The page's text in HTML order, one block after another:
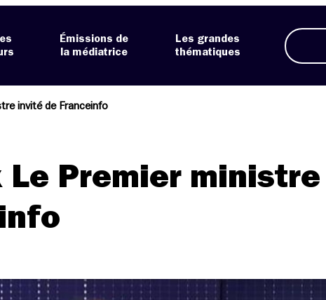
Émissions de
la médiatrice
Les grandes
thématiques
invité de Franceinfo
Le Premier ministre